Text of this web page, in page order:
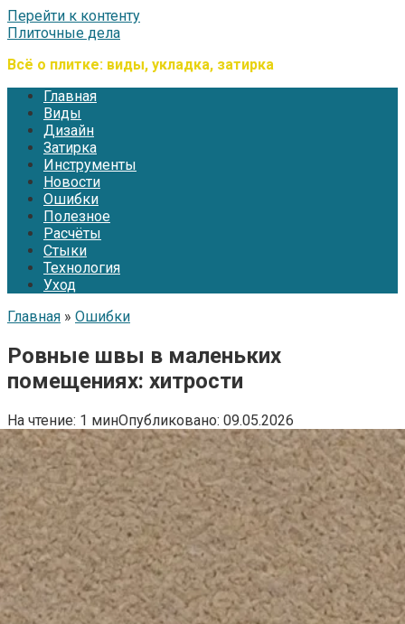
Перейти к контенту
Плиточные дела
Всё о плитке: виды, укладка, затирка
Главная
Виды
Дизайн
Затирка
Инструменты
Новости
Ошибки
Полезное
Расчёты
Стыки
Технология
Уход
Главная » Ошибки
Ровные швы в маленьких
помещениях: хитрости
На чтение: 1 минОпубликовано: 09.05.2026